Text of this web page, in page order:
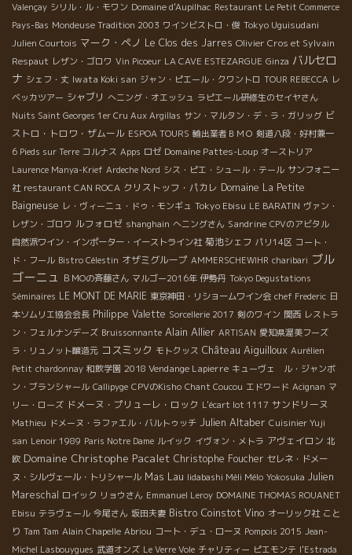
Valençay シリル・ル・モワン Domaine d'Aupilhac Restaurant Le Petit Commerce
Pays-Bas Mondeuse Tradition 2003 ワインビストロ・俊 Tokyo Uguisudani
Julien Courtois マーク・ペノ Le Clos des Jarres Olivier Cros et Sylvain
Respaut レザン・ゴロワ Vin Picoeur LA CAVE ESTEZARGUE Ginza バルセロ
ナ シェフ・丈 Iwata Koki san ジャン・ピエール・クワントロ TOUR REBECCA レ
ベッカツアー シャブリ へニング・オエッシュ ラピエール研修生のセイヤさん
Nuits Saint Georges 1er Cru Aux Argillas サン・マルタン・デ・ラ・ガリッグ ビ
ストロ・トロワ・ザムール ESPOA TOURS 輸出業者ＢＭＯ 剣道八段・好村兼一
6 Pieds sur Terre コルナス Apps ロゼ Domaine Pattes-Loup オーストリア
Laurence Manya-Krief Ardeche Nord シス・ピエ・シュール・テール サンフォニー
社 restaurant CAN ROCA クリストッフ・パカレ Domaine La Petite
Baigneuse レ・ヴィーニュ・ドゥ・モンギュ Tokyo Ebisu LE BARATIN ヴァン・
レザン・ゴロワ ルフォロゼ shanghain へニングさん Sandrine CPVのアビタル
自然派ワイン・インポーター・イーストライン社 菊池シェフ パリ14区 コート・
ド・フール Bistro Célestin オザミグループ AMMERSCHEWIHR charibari ブル
ゴーニュ ＢＭОの斉藤さん マルゴー2016年 伊勢丹 Tokyo Degustations
Séminaires LE MONT DE MARIE 東京神田・リショームワイン会 chef Frederic 日
本ソムリエ協会会長 Philippe Valette Sorcellerie 2017 剣のワイン 関西 レストラ
ン・フェルナンデーズ Bruissonnante Alain Allier ARTISAN 愛知県渥美フーズ
ラ・リュノット醸造元 コスミック モトクッス Château Aiguilloux Aurélien
Petit chardonnay 和飲学園 2018 Vendange Lapierre キューヴェ ル・ジャンボ
ン・ブランシャール Callipyge CPVのKisho Chant Coucou エドワード Acignan マ
リー・ローズ ドメーヌ・プリューレ・ロック L'écart lot 1117 サンドリーヌ
Mathieu ドメーヌ・ラファエル・バルトゥッチ Julien Altaber Cuisinier Yuji
san Lenoir 1989 Paris Notre Dame ルイック イヴォン・メトラ アヴェイロン 北
欧 Domaine Christophe Pacalet Christophe Foucher セレネ・ドメー
ヌ・シルヴェール・トリシャール Mas Lau Iidabashi Méli Mélo Yokosuka Julien
Mareschal ロイック リョウさん Emmanuel Leroy DOMAINE THOMAS ROUANET
Ebisu テラヴェール 今尾さん 坂田夫妻 Bistro Coinstot Vino オーリック社 こと
り Tam Tam Alain Chapelle Abriou コート・デュ・ローヌ Pompois 2015 Jean-
Michel Lasbouygues 武道オンズ Le Verre Vole チャリティー ピエモンテ l'Estrada